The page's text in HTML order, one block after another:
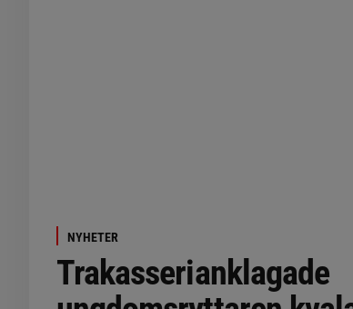
NYHETER
Trakasserianklagade